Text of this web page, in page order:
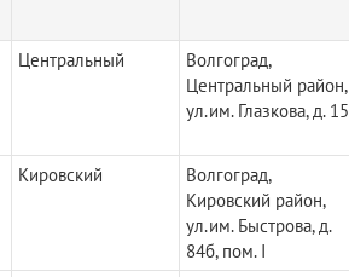
Центральный
Волгоград,
Центральный район,
ул.им. Глазкова, д. 15
Кировский
Волгоград,
Кировский район,
ул.им. Быстрова, д.
84б, пом. I